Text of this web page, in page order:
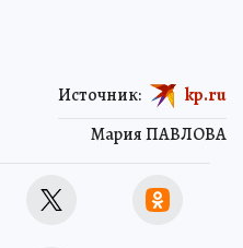
Мария ПАВЛОВА
Источник: kp.ru